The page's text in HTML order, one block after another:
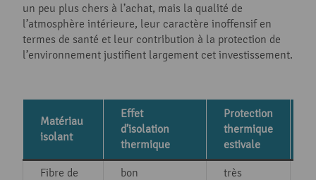
un peu plus chers à l’achat, mais la qualité de
l’atmosphère intérieure, leur caractère inoffensif en
termes de santé et leur contribution à la protection de
l’environnement justifient largement cet investissement.
Matériau
isolant
Effet
d’isolation
thermique
Protection
thermique
estivale
Fibre de
bon
très